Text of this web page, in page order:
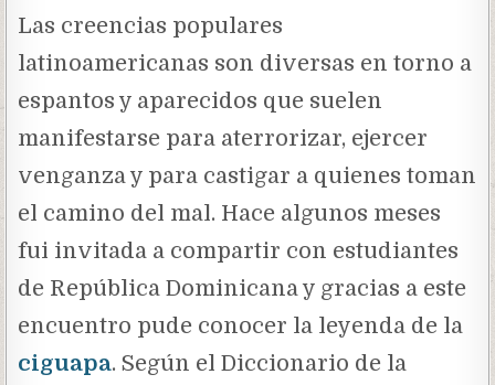
Las creencias populares
latinoamericanas son diversas en torno a
espantos y aparecidos que suelen
manifestarse para aterrorizar, ejercer
venganza y para castigar a quienes toman
el camino del mal. Hace algunos meses
fui invitada a compartir con estudiantes
de República Dominicana y gracias a este
encuentro pude conocer la leyenda de la
ciguapa. Según el Diccionario de la